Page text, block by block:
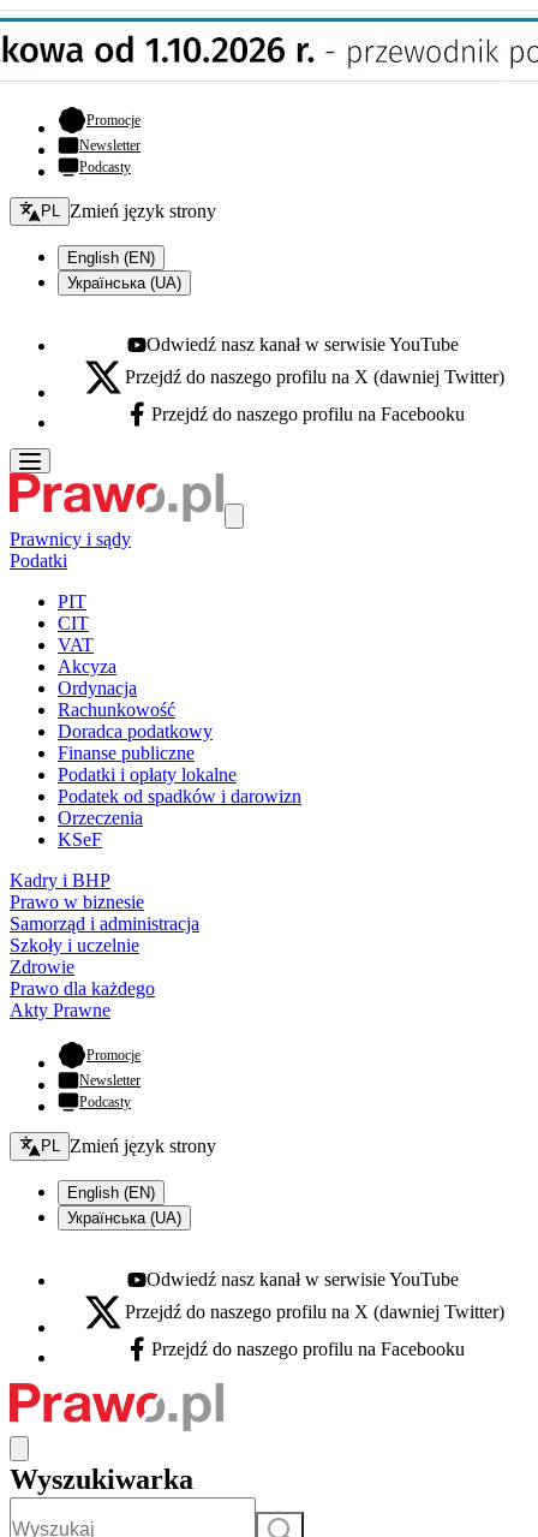
Promocje- otwiera się w nowej karcie
Newsletter
Podcasty
Zmień język - bieżący:
PL Zmień język strony
English (EN)
Українська (UA)
Youtube - otwiera się w nowej karcie
Odwiedź nasz kanał w serwisie YouTube
X - otwiera się w nowej karcie
Przejdź do naszego profilu na X (dawniej Twitter)
Facebook - otwiera się w nowej karcie
Przejdź do naszego profilu na Facebooku
Prawnicy i sądy
Podatki
PIT
CIT
VAT
Akcyza
Ordynacja
Rachunkowość
Doradca podatkowy
Finanse publiczne
Podatki i opłaty lokalne
Podatek od spadków i darowizn
Orzeczenia
KSeF
Kadry i BHP
Prawo w biznesie
Samorząd i administracja
Szkoły i uczelnie
Zdrowie
Prawo dla każdego
Akty Prawne
Promocje- otwiera się w nowej karcie
Newsletter
Podcasty
Zmień język - bieżący:
PL Zmień język strony
English (EN)
Українська (UA)
Youtube - otwiera się w nowej karcie
Odwiedź nasz kanał w serwisie YouTube
X - otwiera się w nowej karcie
Przejdź do naszego profilu na X (dawniej Twitter)
Facebook - otwiera się w nowej karcie
Przejdź do naszego profilu na Facebooku
Wyszukiwarka
Szukaj